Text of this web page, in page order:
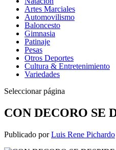
Artes Marciales
Automovilismo
Baloncesto
Gimnasia
Patinaje
Pesas
Otros Deportes
Cultura & Entretenimiento
Variedades
Seleccionar página
CON DECORO SE
Publicado porLuis Rene Pichardo